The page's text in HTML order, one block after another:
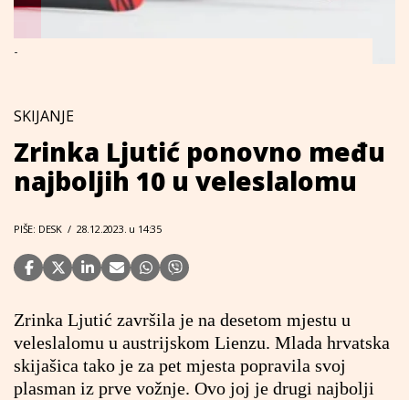
-
SKIJANJE
Zrinka Ljutić ponovno među
najboljih 10 u veleslalomu
PIŠE: DESK / 28.12.2023. u 14:35
Zrinka Ljutić završila je na desetom mjestu u
veleslalomu u austrijskom Lienzu. Mlada hrvatska
skijašica tako je za pet mjesta popravila svoj
plasman iz prve vožnje. Ovo joj je drugi najbolji